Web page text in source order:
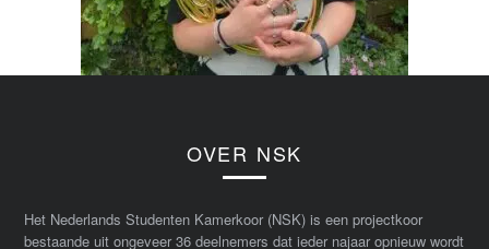
OVER NSK
Het Nederlands Studenten Kamerkoor (NSK) is een projectkoor
bestaande uit ongeveer 36 deelnemers dat ieder najaar opnieuw wordt